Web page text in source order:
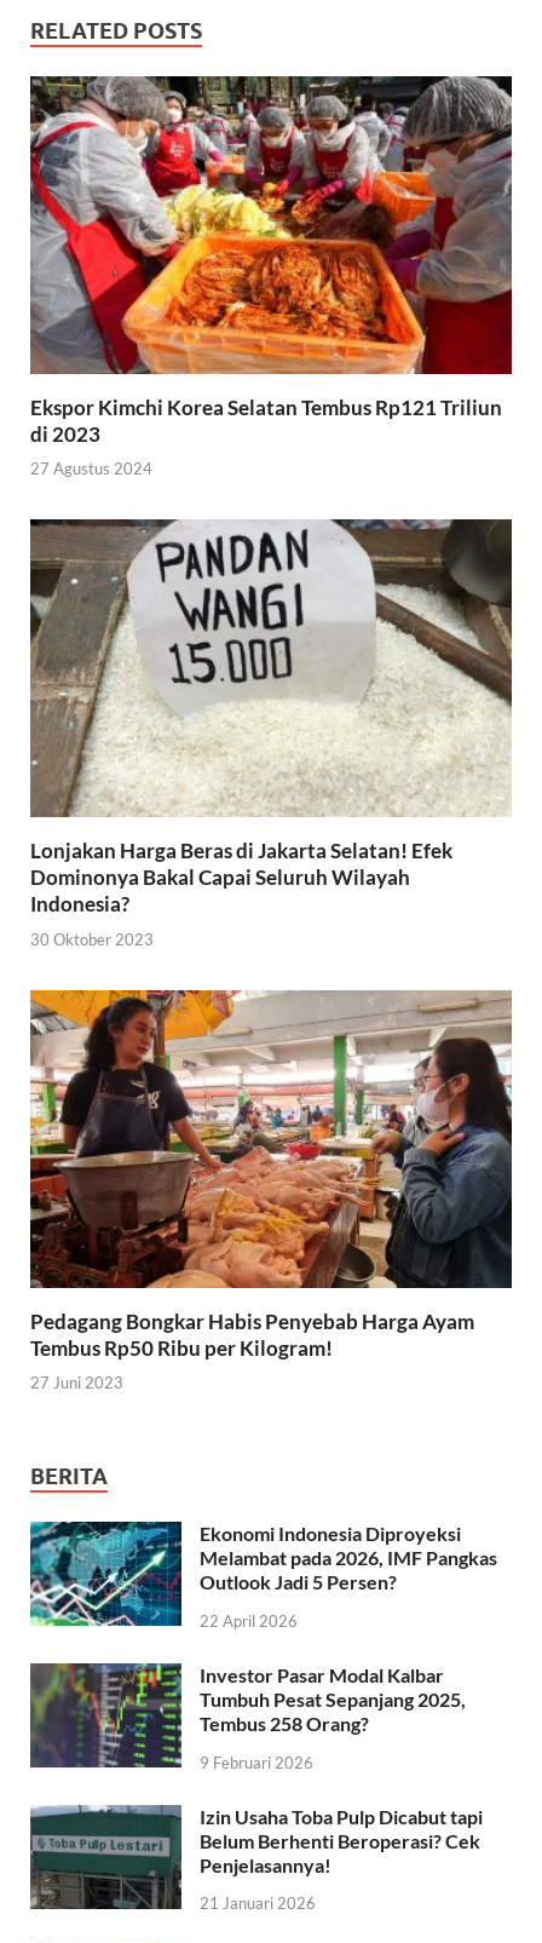
RELATED POSTS
Ekspor Kimchi Korea Selatan Tembus Rp121 Triliun
di 2023
27 Agustus 2024
Lonjakan Harga Beras di Jakarta Selatan! Efek
Dominonya Bakal Capai Seluruh Wilayah
Indonesia?
30 Oktober 2023
Pedagang Bongkar Habis Penyebab Harga Ayam
Tembus Rp50 Ribu per Kilogram!
27 Juni 2023
BERITA
Ekonomi Indonesia Diproyeksi
Melambat pada 2026, IMF Pangkas
Outlook Jadi 5 Persen?
22 April 2026
Investor Pasar Modal Kalbar
Tumbuh Pesat Sepanjang 2025,
Tembus 258 Orang?
9 Februari 2026
Izin Usaha Toba Pulp Dicabut tapi
Belum Berhenti Beroperasi? Cek
Penjelasannya!
21 Januari 2026